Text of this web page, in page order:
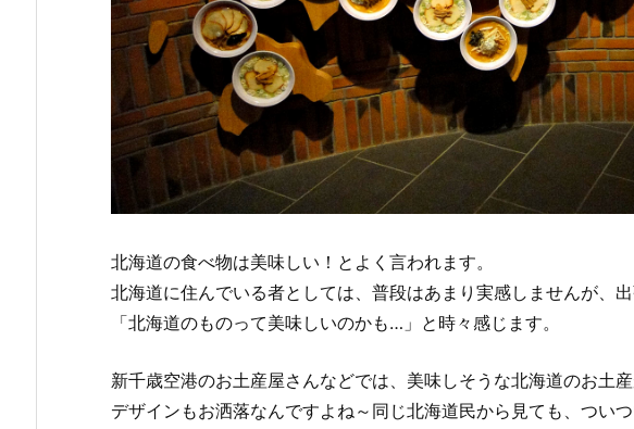
北海道の食べ物は美味しい！とよく言われます。
北海道に住んでいる者としては、普段はあまり実感しませんが、
「北海道のものって美味しいのかも…」と時々感じます。
新千歳空港のお土産屋さんなどでは、美味しそうな北海道のお土
デザインもお洒落なんですよね～同じ北海道民から見ても、つい